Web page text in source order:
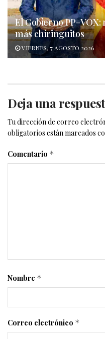
El Gobierno PP-VOX:
más chiringuitos
VIERNES, 7 AGOSTO 2026
Deja una
Tu dirección de correo
obligatorios están marcados
Comentario *
Nombre *
Correo electrónico *